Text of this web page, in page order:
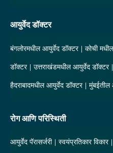
आयुर्वेद डॉक्टर
बंगलोरमधील आयुर्वेद डॉक्टर कोची
डॉक्टर
उत्तराखंडमधील आयुर्वेद डॉक्टर
हैदराबादमधील आयुर्वेद डॉक्टर
मुंबईतील
रोग आणि परिस्थिती
आयुर्वेद पॅरासर्जरी स्वयंप्रतिकार विकार